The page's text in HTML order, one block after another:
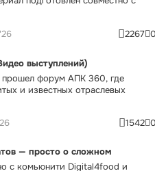
2267
выступлений)
прошел форум АПК 360, где
и известных отраслевых
1542
— просто о сложном
с комьюнити Digital4food и